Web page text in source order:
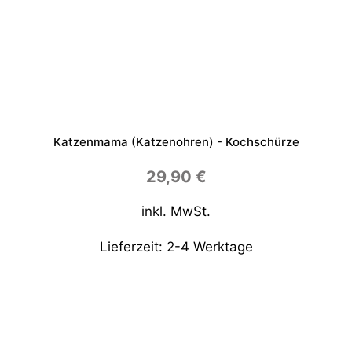
Katzenmama (Katzenohren) - Kochschürze
29,90 €
inkl. MwSt.
Lieferzeit: 2-4 Werktage